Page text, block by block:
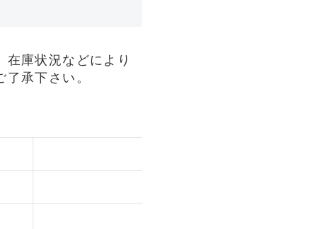
庫状況などにより
承下さい。